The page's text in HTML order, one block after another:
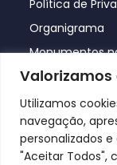
Utilizamos
navegação,
personalizados
"Aceitar Todos",
Política de
Organigrama
Monumentos